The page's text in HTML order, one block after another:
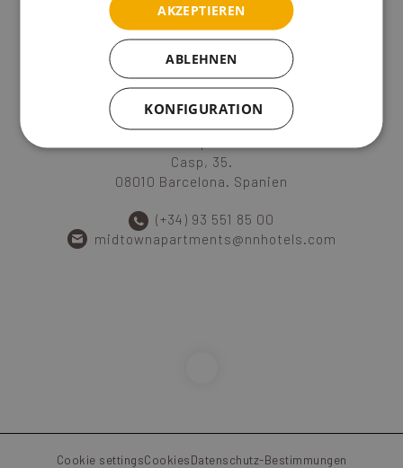
Casp, 35.
08010 Barcelona. Spanien
(+34) 93 551 85 00
midtownapartments@nnhotels.com
Cookie settingsCookiesDatenschutz-Bestimmungen
AKZEPTIEREN
ABLEHNEN
KONFIGURATION